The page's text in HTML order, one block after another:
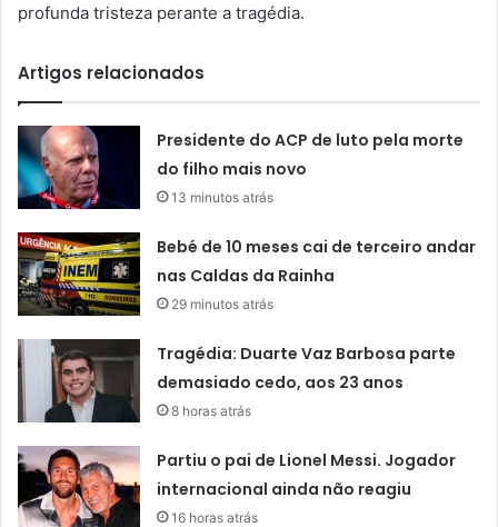
profunda tristeza perante a tragédia.
Artigos relacionados
Presidente do ACP de luto pela morte
do filho mais novo
13 minutos atrás
Bebé de 10 meses cai de terceiro andar
nas Caldas da Rainha
29 minutos atrás
Tragédia: Duarte Vaz Barbosa parte
demasiado cedo, aos 23 anos
8 horas atrás
Partiu o pai de Lionel Messi. Jogador
internacional ainda não reagiu
16 horas atrás